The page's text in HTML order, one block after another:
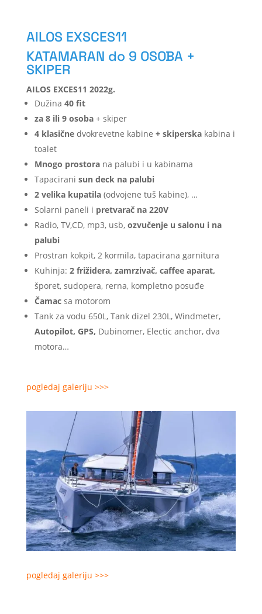
AILOS EXSCES11
KATAMARAN do 9 OSOBA +
SKIPER
AILOS EXCES11 2022g.
Dužina 40 fit
za 8 ili 9 osoba+ skiper
4 klasičnedvokrevetne kabine + skiperskakabina i
toalet
Mnogo prostora na palubi i u kabinama
Tapacirani sun deck na palubi
2 velika kupatila(odvojene tuš kabine), …
Solarni paneli i pretvarač na 220V
Radio, TV,CD, mp3, usb, ozvučenje u salonu i na
palubi
Prostran kokpit, 2 kormila, tapacirana garnitura
Kuhinja: 2 frižidera, zamrzivač, caffee aparat,
šporet, sudopera, rerna, kompletno posuđe
Čamacsa motorom
Tank za vodu 650L, Tank dizel 230L, Windmeter,
Autopilot, GPS, Dubinomer, Electic anchor, dva
motora…
pogledaj galeriju >>>
pogledaj galeriju >>>